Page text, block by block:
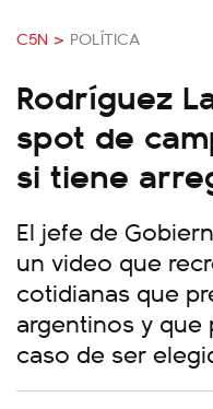
C5N > POLÍTICA
Rodríguez
spot de
si tiene
El jefe de
un video que
cotidianas que
argentinos y
caso de ser